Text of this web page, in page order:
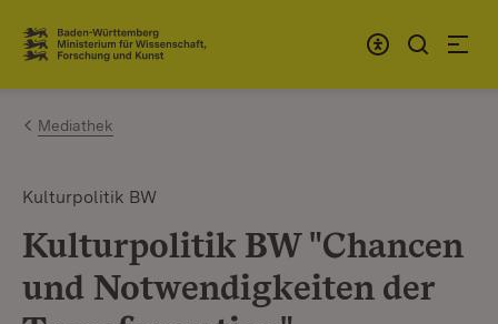
Zum Inhalt springen
Link zur Startseite
Mediathek
Kulturpolitik BW
Kulturpolitik BW "Chancen
und Notwendigkeiten der